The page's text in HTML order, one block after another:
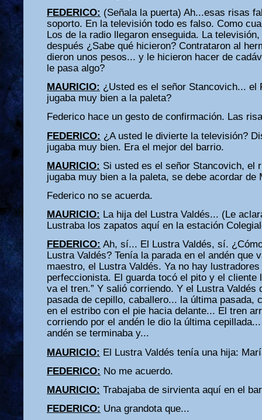
FEDERICO: (Señala la puerta) Ah...esas risas
soporto. En la televisión todo es falso. Como
Los de la radio llegaron enseguida. La
después ¿Sabe qué hicieron? Contrataron al
dieron unos pesos... y le hicieron hacer de
le pasa algo?
MAURICIO: ¿Usted es el señor Stancovich... el
jugaba muy bien a la paleta?
Federico hace un gesto de confirmación. Las
FEDERICO: ¿A usted le divierte la televisión?
jugaba muy bien. Era el mejor del barrio.
MAURICIO: Si usted es el señor Stancovich, el
jugaba muy bien a la paleta, se debe acordar de
Federico no se acuerda.
MAURICIO: La hija del Lustra Valdés... (Le
Lustraba los zapatos aquí en la estación
FEDERICO: Ah, sí... El Lustra Valdés, sí.
Lustra Valdés? Tenía la parada en el andén que
maestro, el Lustra Valdés. Ya no hay
perfeccionista. El guarda tocó el pito y el cliente
va el tren.” Y salió corriendo. Y el Lustra Valdés
pasada de cepillo, caballero... la última pasada,
en el estribo con el pie hacia delante... El tren
corriendo por el andén le dio la última
andén se terminaba y...
MAURICIO: El Lustra Valdés tenía una hija:
FEDERICO: No me acuerdo.
MAURICIO: Trabajaba de sirvienta aquí en el
FEDERICO: Una grandota que...